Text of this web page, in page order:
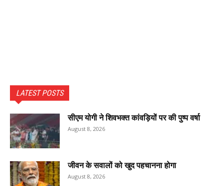
LATEST POSTS
सीएम योगी ने शिवभक्त कांवड़ियों पर की पुष्प वर्षा
August 8, 2026
जीवन के सवालों को खुद पहचानना होगा
August 8, 2026